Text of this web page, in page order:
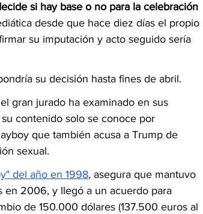
si hay base o no para la celebración
desde que hace diez días el propio
su imputación y acto seguido sería
su decisión hasta fines de abril.
gran jurado ha examinado en sus
contenido solo se conoce por
que también acusa a Trump de
sexual.
del año en 1998, asegura que mantuvo
en 2006, y llegó a un acuerdo para
de 150.000 dólares (137.500 euros al